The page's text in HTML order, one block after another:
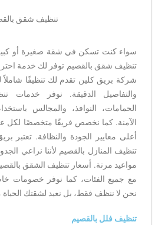
تنظيف شقق
سواء كنت تسكن في شقة صغيرة أو
تنظيف شقق بالقصيم توفر لك خدمة
شركة بريق كلين تقدم لك تنظيفًا شاملاً
والتفاصيل الدقيقة. نوفر خدمات
الحمامات، النوافذ، والمجالس
الآمنة. كما نخصص فريقًا متخصصًا لكل
أعلى معايير الجودة والنظافة.
تنظيف المنازل بالقصيم لأننا نراعي
مع جميع الفئات، كما نوفر خصومات
نحن لا ننظف فقط، بل نعيد لشقتك
تنظيف فلل بالقصيم